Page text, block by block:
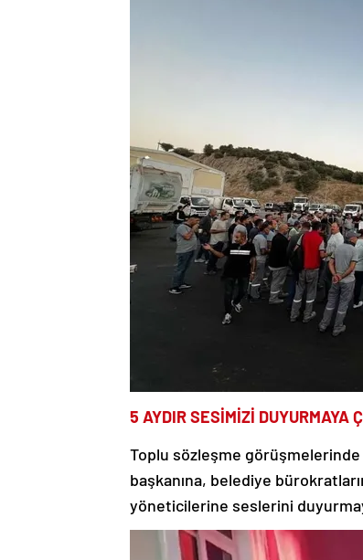
5 AYDIR SESİMİZİ DUYURMAYA
Toplu sözleşme görüşmelerinde
başkanına, belediye
yöneticilerine seslerini